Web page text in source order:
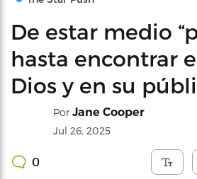
De estar medio
hasta encontrar
Dios y en su
Por Jane Cooper
Jul 26, 2025
0